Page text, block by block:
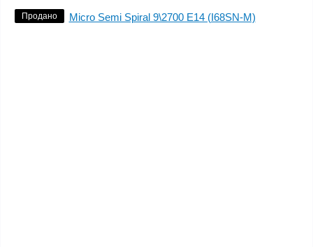
Продано